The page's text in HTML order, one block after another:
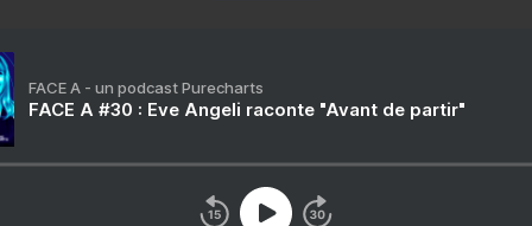
FACE A - un podcast Purecharts
FACE A #30 : Eve Angeli raconte "Avant de partir"